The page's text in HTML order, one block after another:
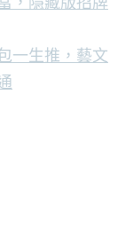
一生推，藝文